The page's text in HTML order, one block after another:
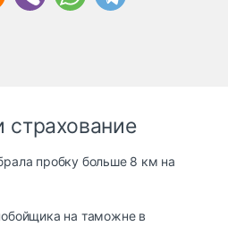
страхование
пробку больше 8 км на
на таможне в